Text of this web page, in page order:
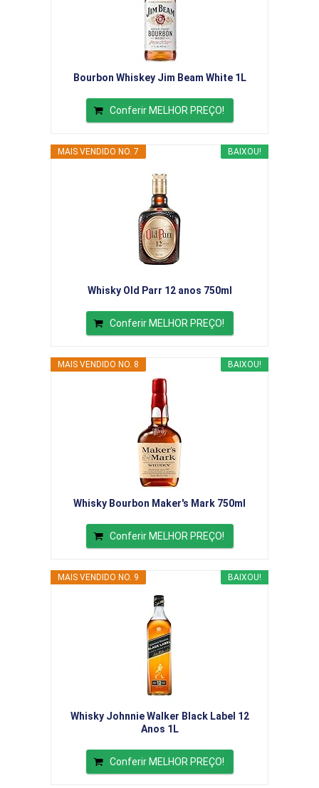
Bourbon Whiskey Jim Beam White 1L
Conferir MELHOR PREÇO!
BAIXOU!
MAIS VENDIDO NO. 7
Whisky Old Parr 12 anos 750ml
Conferir MELHOR PREÇO!
BAIXOU!
MAIS VENDIDO NO. 8
Whisky Bourbon Maker's Mark 750ml
Conferir MELHOR PREÇO!
BAIXOU!
MAIS VENDIDO NO. 9
Whisky Johnnie Walker Black Label 12
Anos 1L
Conferir MELHOR PREÇO!